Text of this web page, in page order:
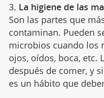
3. La higiene de las
Son las partes que
contaminan. Pueden
microbios cuando los
ojos, oídos, boca, etc.
después de comer, y
es un hábito que